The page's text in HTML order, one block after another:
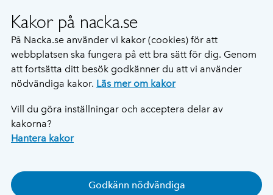
Kakor på nacka.se
På Nacka.se använder vi kakor (cookies) för att
webbplatsen ska fungera på ett bra sätt för dig. Genom
att fortsätta ditt besök godkänner du att vi använder
nödvändiga kakor. Läs mer om kakor
Vill du göra inställningar och acceptera delar av
kakorna?
Hantera kakor
Godkänn nödvändiga